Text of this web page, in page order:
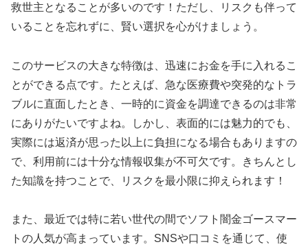
救世主となることが多いのです！ただし、リスクも伴って
いることを忘れずに、賢い選択を心がけましょう。
このサービスの大きな特徴は、迅速にお金を手に入れるこ
とができる点です。たとえば、急な医療費や突発的なトラ
ブルに直面したとき、一時的に資金を調達できるのは非常
にありがたいですよね。しかし、表面的には魅力的でも、
実際には返済が思った以上に負担になる場合もありますの
で、利用前には十分な情報収集が不可欠です。きちんとし
た知識を持つことで、リスクを最小限に抑えられます！
また、最近では特に若い世代の間でソフト闇金ゴースマー
トの人気が高まっています。SNSや口コミを通じて、使